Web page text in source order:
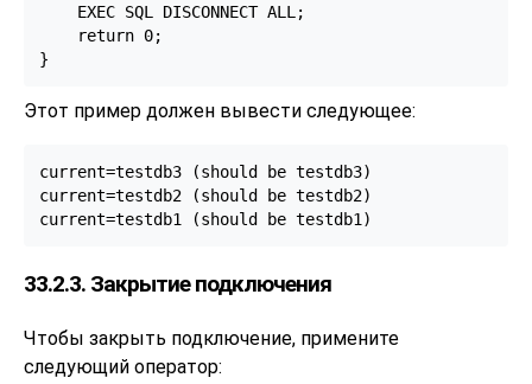
    EXEC SQL DISCONNECT ALL;
    return 0;
Этот пример должен вывести следующее:
current=testdb3 (should be testdb3)
current=testdb2 (should be testdb2)
33.2.3. Закрытие подключения
Чтобы закрыть подключение, примените
следующий оператор: